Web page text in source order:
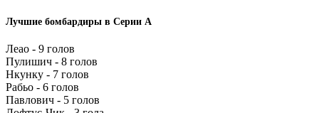
Лучшие бомбардиры в Серии А
Леао - 9 голов
Пулишич - 8 голов
Нкунку - 7 голов
Рабьо - 6 голов
Павлович - 5 голов